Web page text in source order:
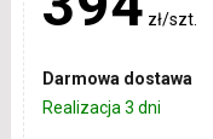
zł/szt.
Darmowa dostawa
Realizacja 3 dni